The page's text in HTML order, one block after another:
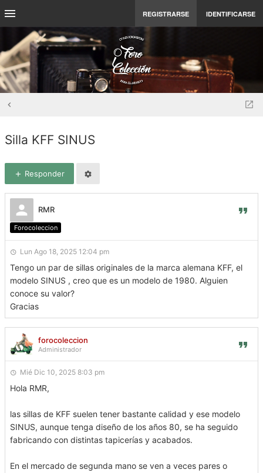
REGISTRARSE IDENTIFICARSE
Silla KFF SINUS
Responder
RMR
Forocoleccion
Lun Ago 18, 2025 12:04 pm
Tengo un par de sillas originales de la marca alemana KFF, el
modelo SINUS , creo que es un modelo de 1980. Alguien
conoce su valor?
Gracias
forocoleccion
Administrador
Mié Dic 10, 2025 8:03 pm
Hola RMR,
las sillas de KFF suelen tener bastante calidad y ese modelo
SINUS, aunque tenga diseño de los años 80, se ha seguido
fabricando con distintas tapicerías y acabados.
En el mercado de segunda mano se ven a veces pares o